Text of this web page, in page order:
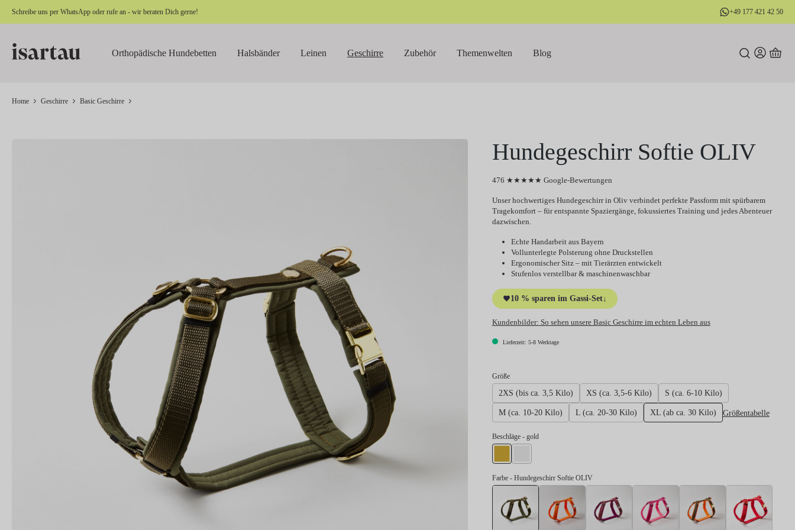
Zur Hauptnavigation springen
Schreibe uns per WhatsApp oder rufe an - wir beraten Dich gerne! +49 177 421 42 50
Orthopädische Hundebetten Halsbänder Leinen Geschirre Zubehör Themenwelten Blog
Home Geschirre Basic Geschirre
Hundegeschirr Softie OLIV
476 ★★★★★ Google-Bewertungen
Unser hochwertiges Hundegeschirr in Oliv verbindet perfekte Passform mit spürbarem
Tragekomfort – für entspannte Spaziergänge, fokussiertes Training und jedes Abenteuer
dazwischen.
Echte Handarbeit aus Bayern
Vollunterlegte Polsterung ohne Druckstellen
Ergonomischer Sitz – mit Tierärzten entwickelt
Stufenlos verstellbar & maschinenwaschbar
10 % sparen im Gassi-Set↓
Kundenbilder: So sehen unsere Basic Geschirre im echten Leben aus
Lieferzeit: 5-8 Werktage
Größeauswählen
2XS (bis ca. 3,5 Kilo) XS (ca. 3,5-6 Kilo) S (ca. 6-10 Kilo)
M (ca. 10-20 Kilo) L (ca. 20-30 Kilo) XL (ab ca. 30 Kilo) Größentabelle
Beschlägeauswählen
- gold
gold
Farbe - Hundegeschirr Softie OLIV